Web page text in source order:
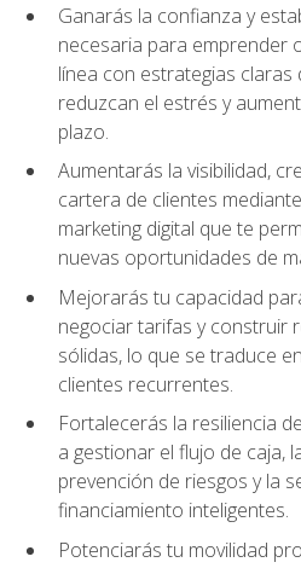
Ganarás la confianza y
necesaria para emprender
línea con estrategias
reduzcan el estrés y
plazo.
Aumentarás la visibilidad,
cartera de clientes
marketing digital que te
nuevas oportunidades de
Mejorarás tu capacidad
negociar tarifas y construir
sólidas, lo que se traduce
clientes recurrentes.
Fortalecerás la resiliencia
a gestionar el flujo de caja,
prevención de riesgos y la
financiamiento inteligentes.
Potenciarás tu movilidad